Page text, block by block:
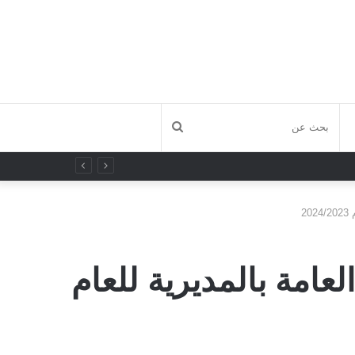
بحث
بالمديرية للعام